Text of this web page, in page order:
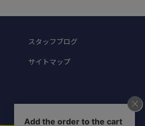
スタッフブログ
サイトマップ